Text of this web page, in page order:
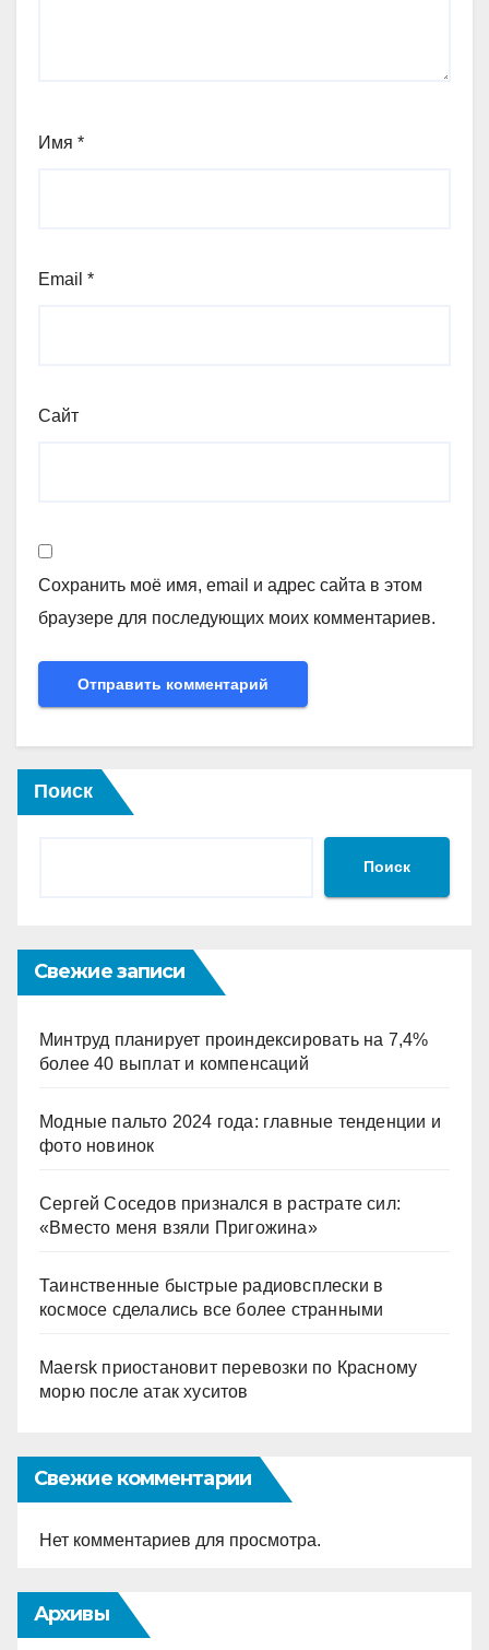
Имя *
Email *
Сайт
Сохранить моё имя, email и адрес сайта в этом
браузере для последующих моих комментариев.
Поиск
Поиск
Свежие записи
Минтруд планирует проиндексировать на 7,4%
более 40 выплат и компенсаций
Модные пальто 2024 года: главные тенденции и
фото новинок
Сергей Соседов признался в растрате сил:
«Вместо меня взяли Пригожина»
Таинственные быстрые радиовсплески в
космосе сделались все более странными
Maersk приостановит перевозки по Красному
морю после атак хуситов
Свежие комментарии
Нет комментариев для просмотра.
Архивы